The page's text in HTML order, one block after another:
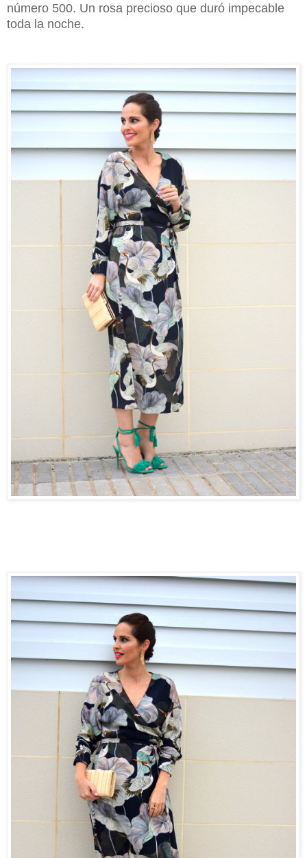
número 500. Un rosa precioso que duró impecable
toda la noche.